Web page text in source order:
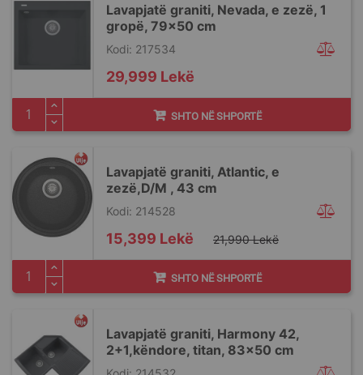
Lavapjatë graniti, Nevada, e zezë, 1
gropë, 79x50 cm
Kodi: 217534
29,999 Lekë
SHTO NË SHPORTË
Lavapjatë graniti, Atlantic, e
zezë,D/M , 43 cm
Kodi: 214528
Special
Price
15,399 Lekë 21,990 Lekë
SHTO NË SHPORTË
Lavapjatë graniti, Harmony 42,
2+1,këndore, titan, 83x50 cm